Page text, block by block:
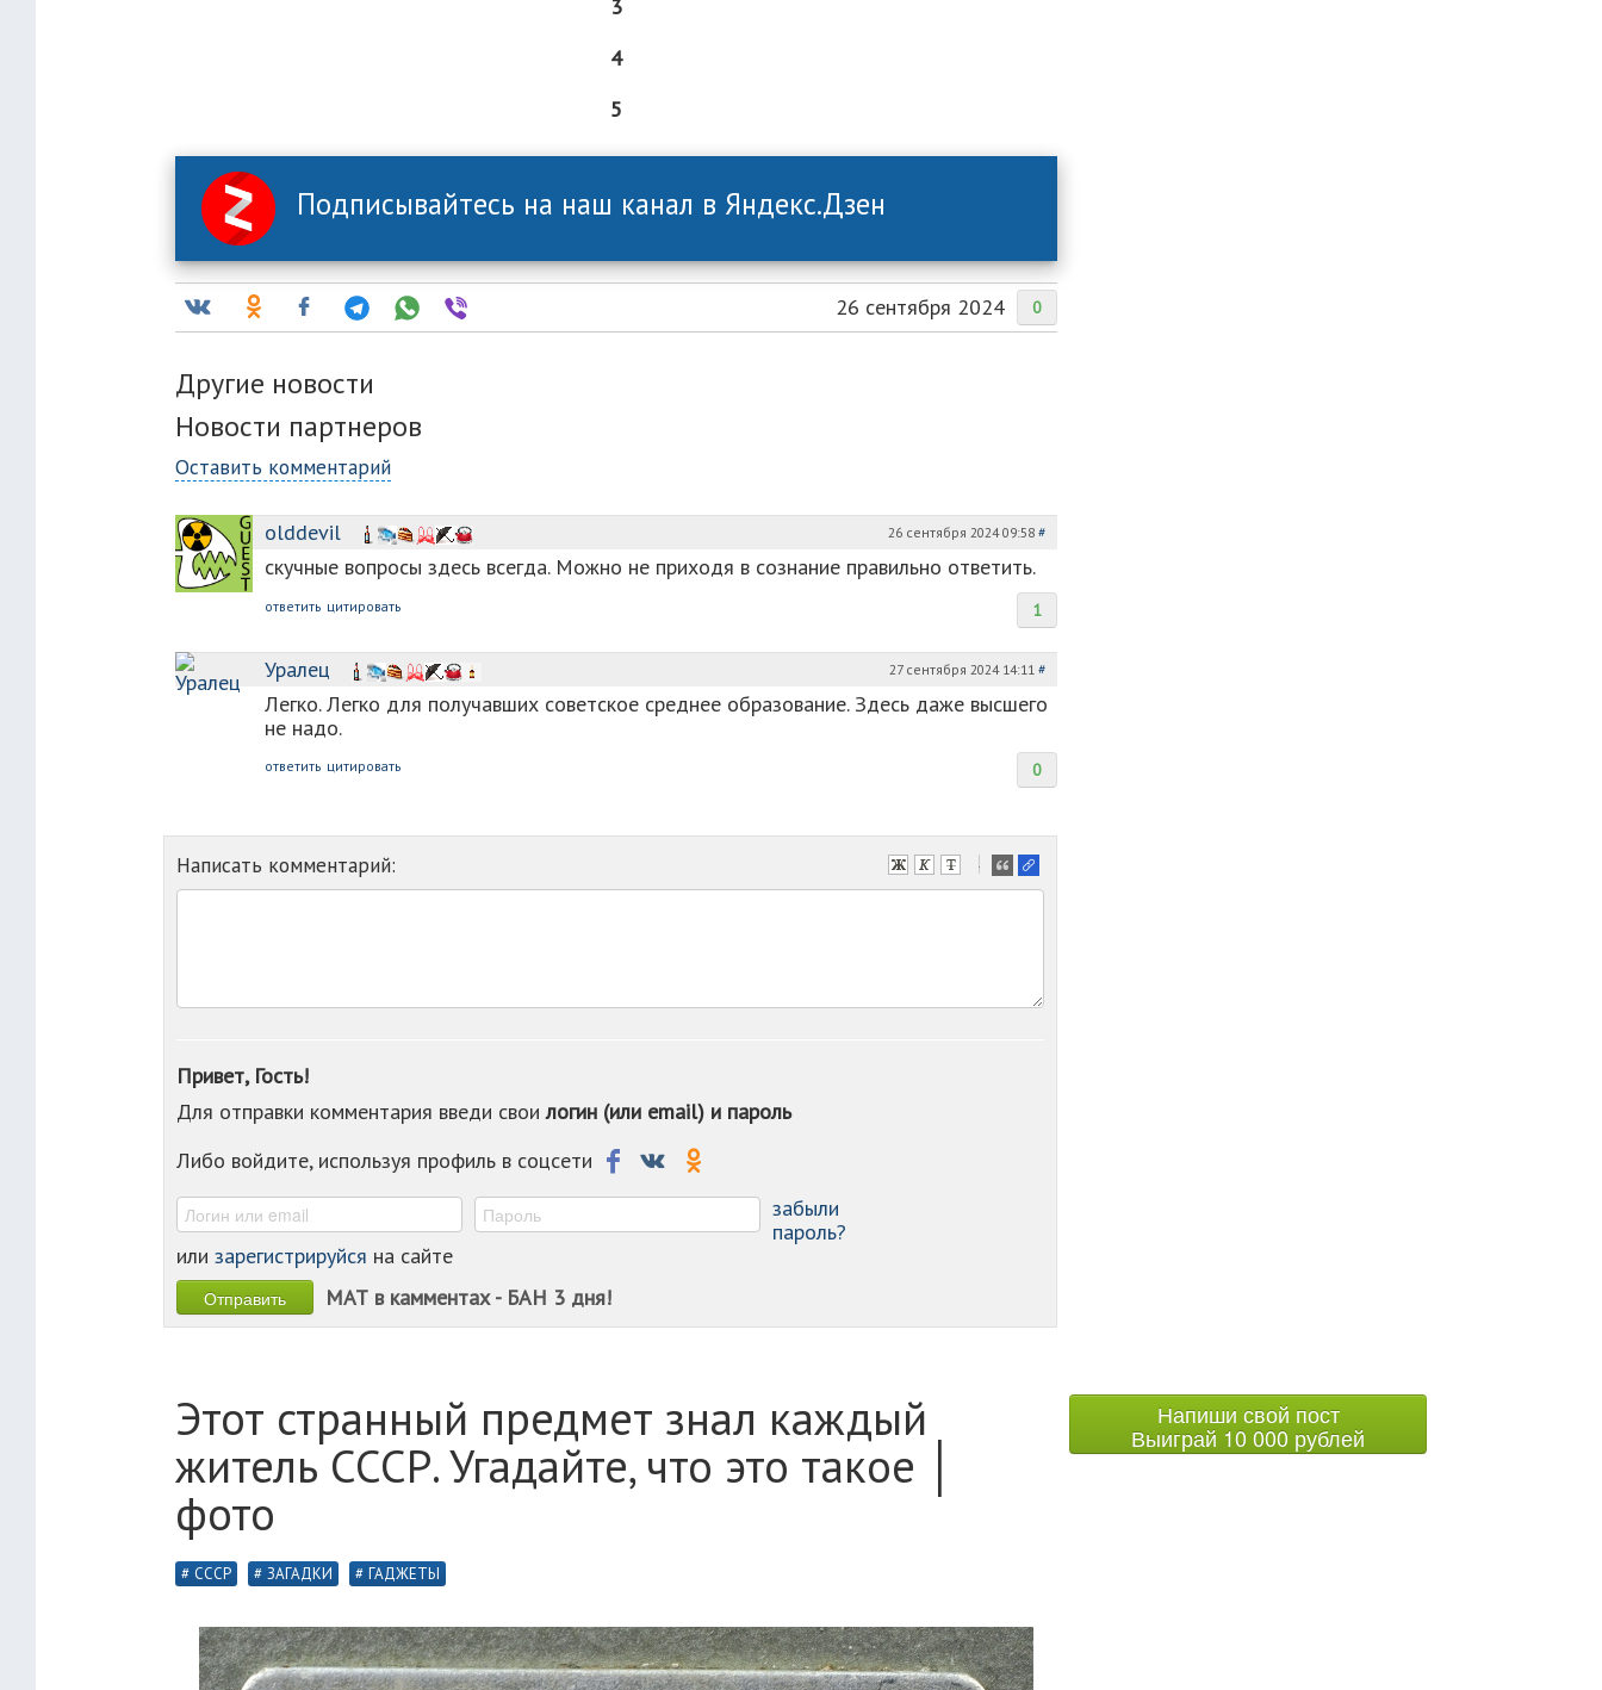
3
4
5
Подписывайтесь на наш канал в Яндекс.Дзен
0
26 сентября 2024
Другие новости
Новости партнеров
Оставить комментарий
olddevil 26 сентября 2024 09:58 #
скучные вопросы здесь всегда. Можно не приходя в сознание правильно ответить.
1
ответить цитировать
Уралец 27 сентября 2024 14:11 #
Легко. Легко для получавших советское среднее образование. Здесь даже высшего
не надо.
0
ответить цитировать
Написать комментарий:
-
-
-
Привет, Гость!
Для отправки комментария введи своилогин (или email) и пароль
Либо войдите, используя профиль в соцсети
забыли
пароль?
или зарегистрируйся на сайте
МАТ в камментах - БАН 3 дня!
Этот странный предмет знал каждый
житель СССР. Угадайте, что это такое │
фото
СССР ЗАГАДКИ ГАДЖЕТЫ
Напиши свой пост
Выиграй 10 000 рублей